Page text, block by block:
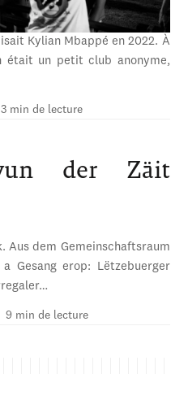
Kylian Mbappé en 2022. À
était un petit club anonyme,
min de lecture
vun der Zäit
Aus dem Gemeinschaftsraum
Gesang erop: Lëtzebuerger
9 min de lecture